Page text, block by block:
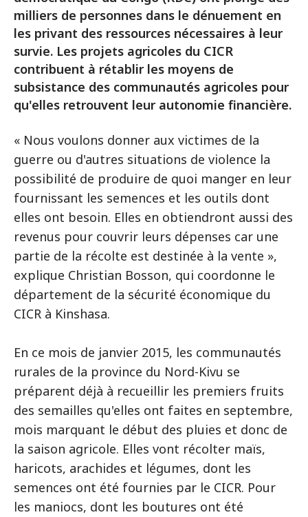
milliers de personnes dans le dénuement en
les privant des ressources nécessaires à leur
survie. Les projets agricoles du CICR
contribuent à rétablir les moyens de
subsistance des communautés agricoles pour
qu'elles retrouvent leur autonomie financière.
« Nous voulons donner aux victimes de la
guerre ou d'autres situations de violence la
possibilité de produire de quoi manger en leur
fournissant les semences et les outils dont
elles ont besoin. Elles en obtiendront aussi des
revenus pour couvrir leurs dépenses car une
partie de la récolte est destinée à la vente »,
explique Christian Bosson, qui coordonne le
département de la sécurité économique du
CICR à Kinshasa.
En ce mois de janvier 2015, les communautés
rurales de la province du Nord-Kivu se
préparent déjà à recueillir les premiers fruits
des semailles qu'elles ont faites en septembre,
mois marquant le début des pluies et donc de
la saison agricole. Elles vont récolter maïs,
haricots, arachides et légumes, dont les
semences ont été fournies par le CICR. Pour
les maniocs, dont les boutures ont été